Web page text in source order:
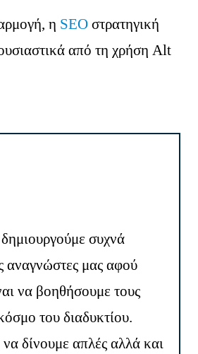
η SEO στρατηγική
από τη χρήση Alt
συχνά
αναγνώστες μας αφού
να βοηθήσουμε τους
του διαδυκτίου.
δίνουμε απλές αλλά και